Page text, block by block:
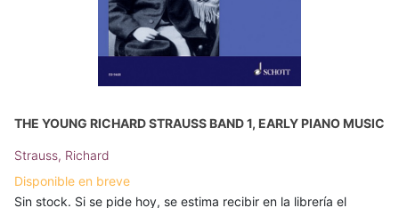
THE YOUNG RICHARD STRAUSS BAND 1, EARLY PIANO MUSIC
Strauss, Richard
Disponible en breve
Sin stock. Si se pide hoy, se estima recibir en la librería el